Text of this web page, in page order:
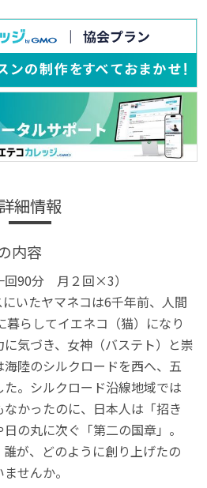
詳細情報
内容
回90分 月２回×3）
いたヤマネコは6千年前、人間
暮らしてイエネコ（猫）になり
気づき、女神（バステト）と崇
陸のシルクロードを西へ、五
。シルクロード沿線地域では
かったのに、日本人は「招き
の丸に次ぐ「第二の国章」。
が、どのように創り上げたの
せんか。